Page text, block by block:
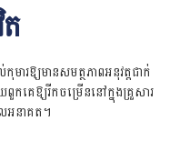
មារឱ្យមានសមត្ថភាពអនុវត្តជាក់
កគេឱ្យរីកចម្រើននៅក្នុងគ្រួសារ
អនាគត។